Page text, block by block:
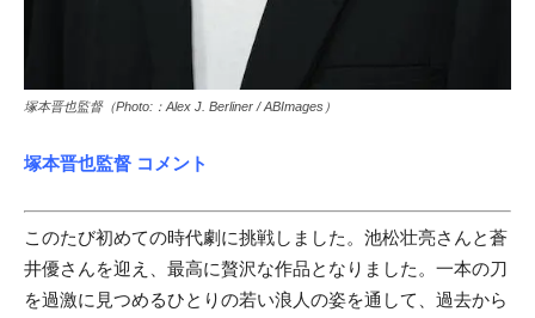
塚本晋也監督（Photo:：Alex J. Berliner / ABImages）
塚本晋也監督 コメント
このたび初めての時代劇に挑戦しました。池松壮亮さんと蒼
井優さんを迎え、最高に贅沢な作品となりました。一本の刀
を過激に見つめるひとりの若い浪人の姿を通して、過去から